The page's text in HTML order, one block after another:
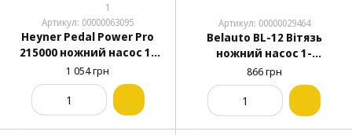
1
Артикул: 00000063095
Heyner Pedal Power Pro
215000 ножний насос 1-
циліндровий 7 Атм
манометр 3 адаптери
шланг 60 см
1 054 грн
Артикул: 00000029464
Belauto BL-12 Вітязь
ножний насос 1-
циліндровий посилений
64x115 мм 10 Атм
манометр адаптери
866 грн